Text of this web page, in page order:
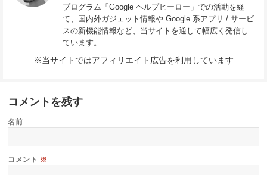
プログラム「Google ヘルプヒーロー」での活動を経
て、国内外ガジェット情報や Google 系アプリ / サービ
スの新機能情報など、当サイトを通して幅広く発信し
ています。
※当サイトではアフィリエイト広告を利用しています
コメントを残す
名前
コメント ※